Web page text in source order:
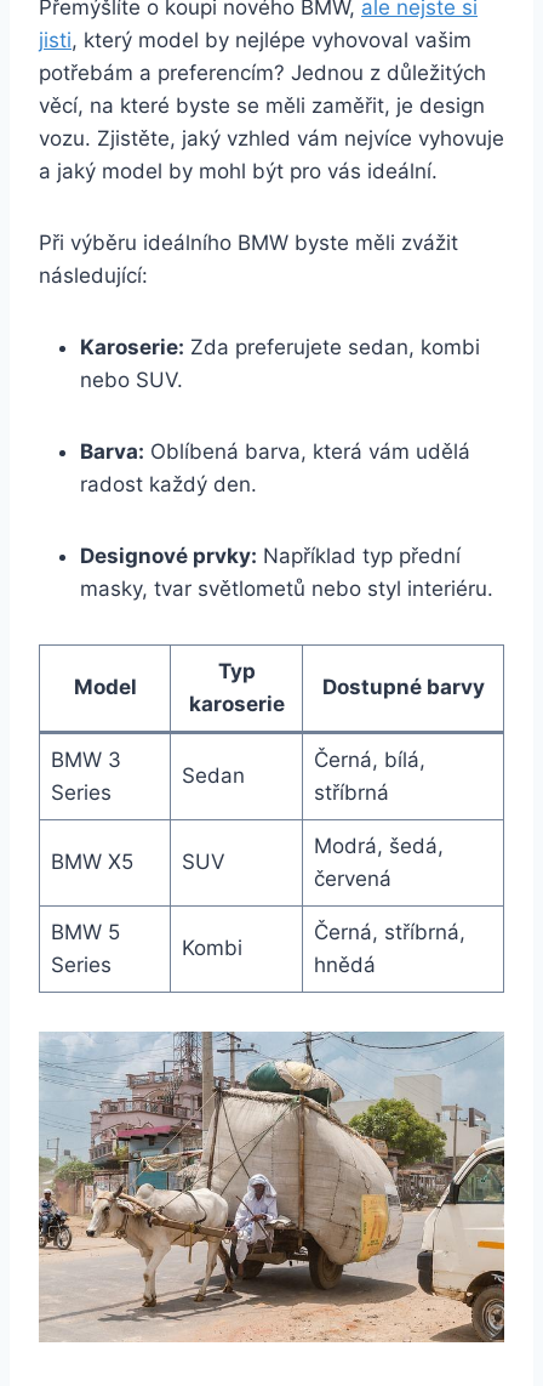
Přemýšlíte o koupi nového BMW, ale nejste si
jisti, který model by nejlépe vyhovoval vašim
potřebám a preferencím? Jednou z důležitých
věcí, na které byste se měli zaměřit, je design
vozu. Zjistěte, jaký vzhled vám nejvíce vyhovuje
a jaký model by mohl být pro vás ideální.
Při výběru ideálního BMW byste měli zvážit
následující:
Karoserie: Zda preferujete sedan, kombi
nebo SUV.
Barva: Oblíbená barva, která vám udělá
radost každý den.
Designové prvky: Například typ přední
masky, tvar světlometů nebo styl interiéru.
Model
Typ
karoserie
Dostupné barvy
BMW 3
Series
Sedan
Černá, bílá,
stříbrná
BMW X5 SUV
Modrá, šedá,
červená
BMW 5
Series
Kombi
Černá, stříbrná,
hnědá